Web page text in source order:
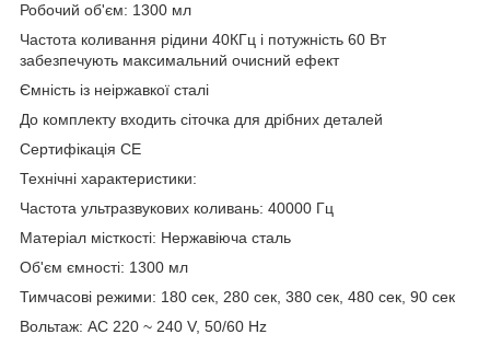
Робочий об'єм: 1300 мл
Частота коливання рідини 40КГц і потужність 60 Вт
забезпечують максимальний очисний ефект
Ємність із неіржавкої сталі
До комплекту входить сіточка для дрібних деталей
Сертифікація СЕ
Технічні характеристики:
Частота ультразвукових коливань: 40000 Гц
Матеріал місткості: Нержавіюча сталь
Об'єм ємності: 1300 мл
Тимчасові режими: 180 сек, 280 сек, 380 сек, 480 сек, 90 сек
Вольтаж: AC 220 ~ 240 V, 50/60 Hz